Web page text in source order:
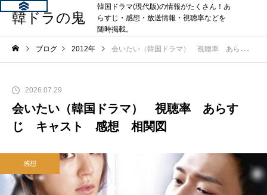
韓ドラの鬼
韓国ドラマ(現代版)の情報がたくさん！あ
らすじ・感想・放送情報・視聴率などを
随時掲載。
ブログ 2012年 会いたい（韓国ドラマ） 視聴率 あらすじ キャスト 感想 相関図
2026.07.29
会いたい（韓国ドラマ） 視聴率 あらす
じ キャスト 感想 相関図
感想